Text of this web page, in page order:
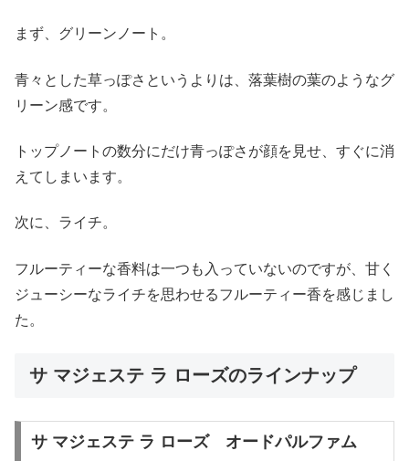
まず、グリーンノート。
青々とした草っぽさというよりは、落葉樹の葉のようなグ
リーン感です。
トップノートの数分にだけ青っぽさが顔を見せ、すぐに消
えてしまいます。
次に、ライチ。
フルーティーな香料は一つも入っていないのですが、甘く
ジューシーなライチを思わせるフルーティー香を感じまし
た。
サ マジェステ ラ ローズのラインナップ
サ マジェステ ラ ローズ オードパルファム